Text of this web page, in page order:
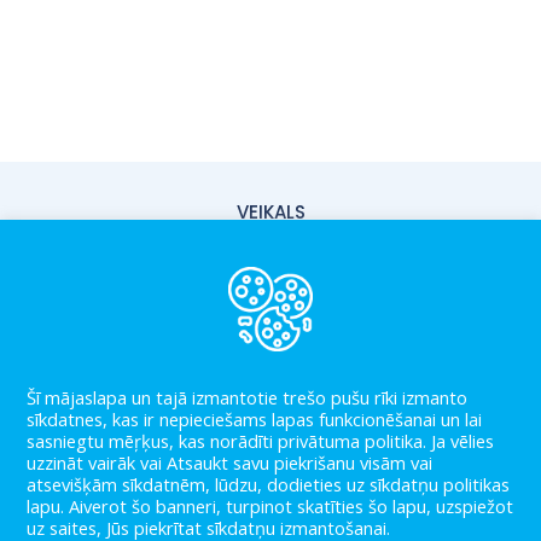
VEIKALS
PAR MUMS
KONTAKTI
LIETOŠANAS NOTEIKUMI
PRIVĀTUMA POLITIKA
BLOGS
Šī mājaslapa un tajā izmantotie trešo pušu rīki izmanto
sīkdatnes, kas ir nepieciešams lapas funkcionēšanai un lai
sasniegtu mēŗķus, kas norādīti privātuma politika. Ja vēlies
uzzināt vairāk vai Atsaukt savu piekrišanu visām vai
atsevišķām sīkdatnēm, lūdzu, dodieties uz sīkdatņu politikas
lapu. Aiverot šo banneri, turpinot skatīties šo lapu, uzspiežot
uz saites, Jūs piekrītat sīkdatņu izmantošanai.